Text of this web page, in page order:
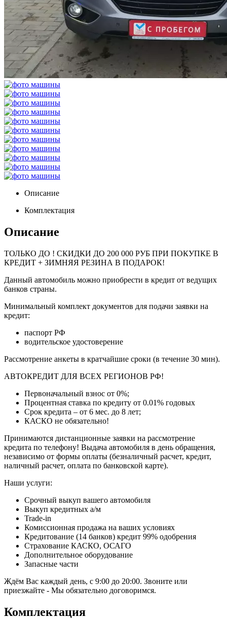
Описание
Комплектация
Описание
ТОЛЬКО ДО ! СКИДКИ ДО 200 000 РУБ ПРИ ПОКУПКЕ В
КРЕДИТ + ЗИМНЯЯ РЕЗИНА В ПОДАРОК!
Данный автомобиль можно приобрести в кредит от ведущих
банков страны.
Минимальный комплект документов для подачи заявки на
кредит:
паспорт РФ
водительское удостоверение
Рассмотрение анкеты в кратчайшие сроки (в течение 30 мин).
АВТОКРЕДИТ ДЛЯ ВСЕХ РЕГИОНОВ РФ!
Первоначальный взнос от 0%;
Процентная ставка по кредиту от 0.01% годовых
Срок кредита – от 6 мес. до 8 лет;
КАСКО не обязательно!
Принимаются дистанционные заявки на рассмотрение
кредита по телефону! Выдача автомобиля в день обращения,
независимо от формы оплаты (безналичный расчет, кредит,
наличный расчет, оплата по банковской карте).
Наши услуги:
Срочный выкуп вашего автомобиля
Выкуп кредитных а/м
Trade-in
Комиссионная продажа на ваших условиях
Кредитование (14 банков) кредит 99% одобрения
Страхование КАСКО, ОСАГО
Дополнительное оборудование
Запасные части
Ждём Вас каждый день, с 9:00 до 20:00. Звоните или
приезжайте - Мы обязательно договоримся.
Комплектация